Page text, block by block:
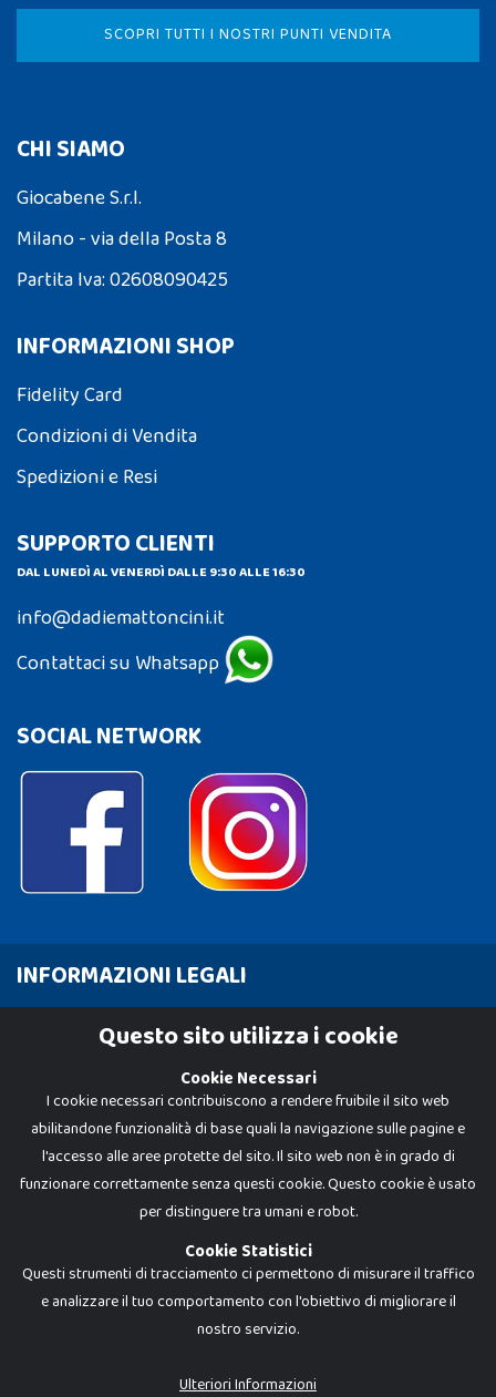
SCOPRI TUTTI I NOSTRI PUNTI VENDITA
CHI SIAMO
Giocabene S.r.l.
Milano - via della Posta 8
Partita Iva: 02608090425
INFORMAZIONI SHOP
Fidelity Card
Condizioni di Vendita
Spedizioni e Resi
SUPPORTO CLIENTI
DAL LUNEDÌ AL VENERDÌ DALLE 9:30 ALLE 16:30
info@dadiemattoncini.it
Contattaci su Whatsapp
SOCIAL NETWORK
INFORMAZIONI LEGALI
Cookie Policy
Dadi e Mattoncini è un brand di Giocabene Srl. Ogni riproduzione o utilizzo non
I prezzi e le promozioni pubblicate potrebbero differire da quanto esposto in
Questo sito utilizza i cookie
Cookie Necessari
I cookie necessari contribuiscono a rendere fruibile il sito web
abilitandone funzionalità di base quali la navigazione sulle pagine e
l'accesso alle aree protette del sito. Il sito web non è in grado di
funzionare correttamente senza questi cookie. Questo cookie è usato
per distinguere tra umani e robot.
Cookie Statistici
Questi strumenti di tracciamento ci permettono di misurare il traffico
e analizzare il tuo comportamento con l'obiettivo di migliorare il
nostro servizio.
Ulteriori Informazioni